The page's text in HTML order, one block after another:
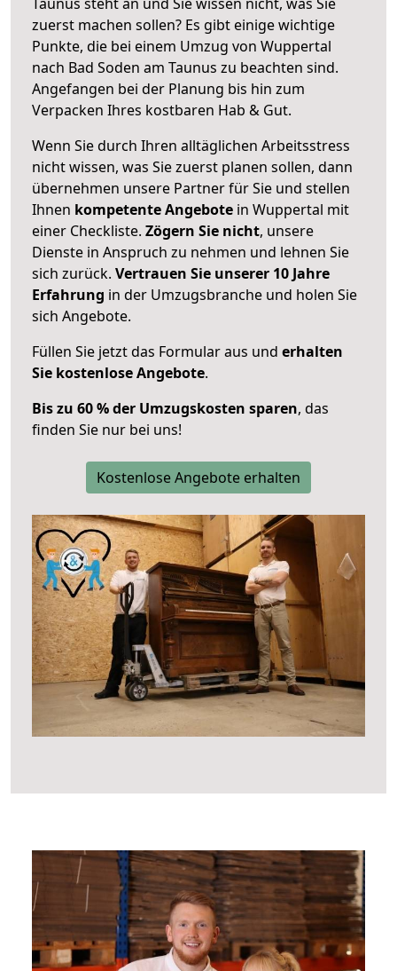
zuerst machen sollen? Es gibt einige wichtige
Punkte, die bei einem Umzug von Wuppertal
nach Bad Soden am Taunus zu beachten sind.
Angefangen bei der Planung bis hin zum
Verpacken Ihres kostbaren Hab & Gut.
Wenn Sie durch Ihren alltäglichen Arbeitsstress
nicht wissen, was Sie zuerst planen sollen, dann
übernehmen unsere Partner für Sie und stellen
Ihnen kompetente Angebote in Wuppertal mit
einer Checkliste. Zögern Sie nicht, unsere
Dienste in Anspruch zu nehmen und lehnen Sie
sich zurück. Vertrauen Sie unserer 10 Jahre
Erfahrung in der Umzugsbranche und holen Sie
sich Angebote.
Füllen Sie jetzt das Formular aus und erhalten
Sie kostenlose Angebote.
Bis zu 60 % der Umzugskosten sparen, das
finden Sie nur bei uns!
Kostenlose Angebote erhalten